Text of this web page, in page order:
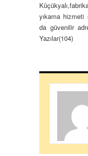
yıkama hizmeti
da
Yazılar(104)